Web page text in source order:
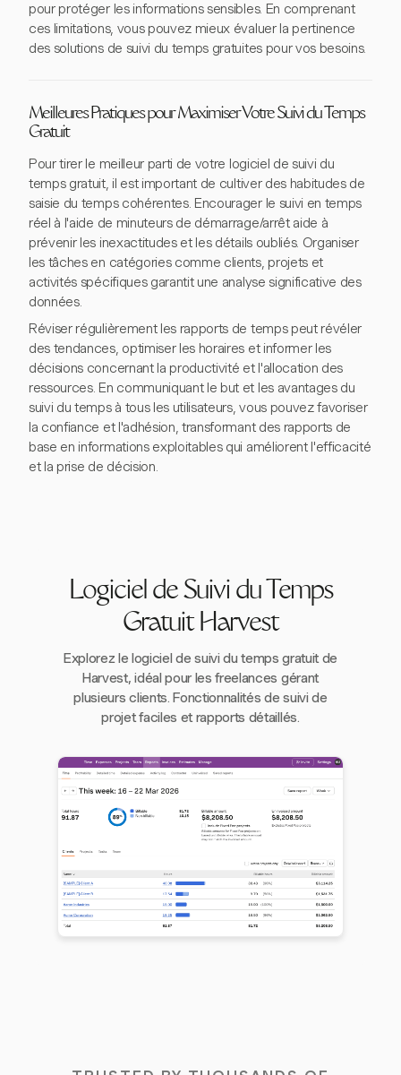
pour protéger les informations sensibles. En comprenant
ces limitations, vous pouvez mieux évaluer la pertinence
des solutions de suivi du temps gratuites pour vos besoins.
Meilleures Pratiques pour Maximiser Votre Suivi du Temps
Gratuit
Pour tirer le meilleur parti de votre logiciel de suivi du
temps gratuit, il est important de cultiver des habitudes de
saisie du temps cohérentes. Encourager le suivi en temps
réel à l'aide de minuteurs de démarrage/arrêt aide à
prévenir les inexactitudes et les détails oubliés. Organiser
les tâches en catégories comme clients, projets et
activités spécifiques garantit une analyse significative des
données.
Réviser régulièrement les rapports de temps peut révéler
des tendances, optimiser les horaires et informer les
décisions concernant la productivité et l'allocation des
ressources. En communiquant le but et les avantages du
suivi du temps à tous les utilisateurs, vous pouvez favoriser
la confiance et l'adhésion, transformant des rapports de
base en informations exploitables qui améliorent l'efficacité
et la prise de décision.
Logiciel de Suivi du Temps
Gratuit Harvest
Explorez le logiciel de suivi du temps gratuit de
Harvest, idéal pour les freelances gérant
plusieurs clients. Fonctionnalités de suivi de
projet faciles et rapports détaillés.